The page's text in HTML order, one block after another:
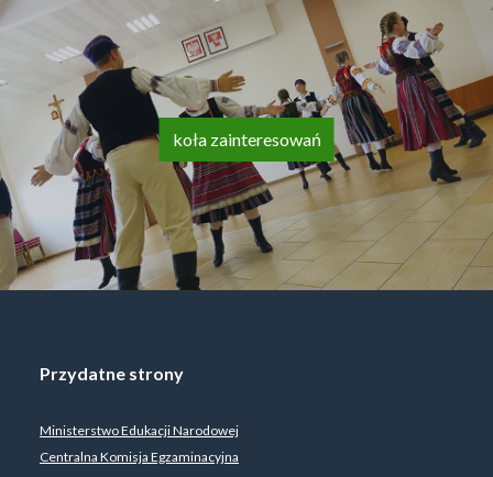
koła zainteresowań
Przydatne strony
Ministerstwo Edukacji Narodowej
Centralna Komisja Egzaminacyjna